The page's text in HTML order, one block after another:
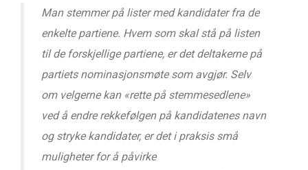
Man stemmer på lister med kandidater fra de
enkelte partiene. Hvem som skal stå på listen
til de forskjellige partiene, er det deltakerne på
partiets nominasjonsmøte som avgjør. Selv
om velgerne kan «rette på stemmesedlene»
ved å endre rekkefølgen på kandidatenes navn
og stryke kandidater, er det i praksis små
muligheter for å påvirke